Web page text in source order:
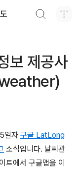
보 제공사
일자 구글 LatLong
소식입니다. 날씨관
트에서 구글맵을 이